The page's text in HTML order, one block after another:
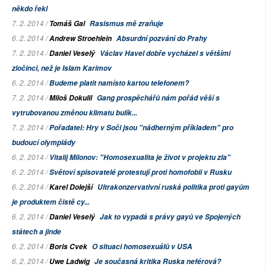
někdo řekl
7. 2. 2014 /Tomáš Gal Rasismus mě zraňuje
6. 2. 2014 /Andrew Stroehlein Absurdní pozvání do Prahy
7. 2. 2014 /Daniel Veselý Václav Havel dobře vycházel s většími
zločinci, než je Islam Karimov
6. 2. 2014 /Budeme platit namísto kartou telefonem?
7. 2. 2014 /Miloš Dokulil Gang prospěchářů nám pořád věší s
vytrubovanou změnou klimatu bulík...
7. 2. 2014 /Pořadatel: Hry v Soči jsou "nádherným příkladem" pro
budoucí olympiády
6. 2. 2014 /Vitalij Milonov: "Homosexualita je život v projektu zla"
6. 2. 2014 /Světoví spisovatelé protestují proti homofobii v Rusku
6. 2. 2014 /Karel Dolejší Ultrakonzervativní ruská politika proti gayům
je produktem čistě cy...
6. 2. 2014 /Daniel Veselý Jak to vypadá s právy gayů ve Spojených
státech a jinde
6. 2. 2014 /Boris Cvek O situaci homosexuálů v USA
6. 2. 2014 /Uwe Ladwig Je současná kritika Ruska neférová?